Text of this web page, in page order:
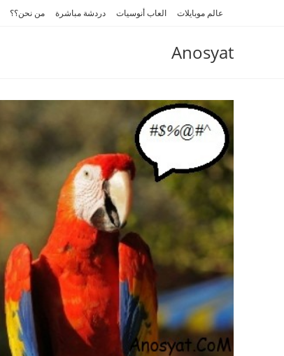
عالم موبايلات العاب أنوسيات دردشة مباشرة من نحن؟؟
Anosyat